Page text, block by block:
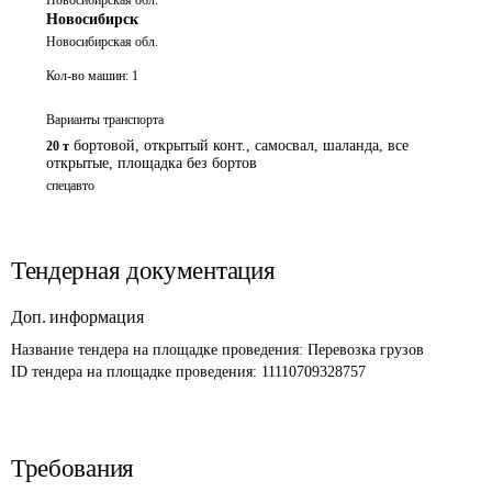
Новосибирск
Новосибирская обл.
Кол-во машин: 1
Варианты транспорта
20 т бортовой, открытый конт., самосвал, шаланда, все
открытые, площадка без бортов
спецавто
Тендерная документация
Доп. информация
Название тендера на площадке проведения: Перевозка грузов
ID тендера на площадке проведения: 11110709328757
Требования